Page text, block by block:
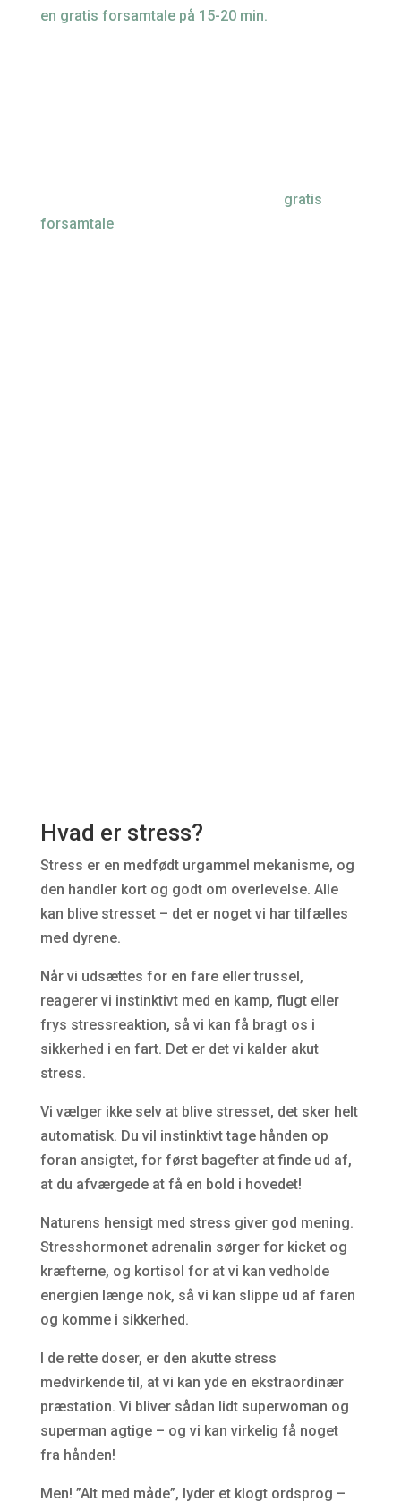
en gratis forsamtale på 15-20 min.
gratis
forsamtale, så også de kan blive afklaret.
Hvad er stress?
Stress er en medfødt urgammel mekanisme, og
den handler kort og godt om overlevelse. Alle
kan blive stresset – det er noget vi har tilfælles
med dyrene.
Når vi udsættes for en fare eller trussel,
reagerer vi instinktivt med en kamp, flugt eller
frys stressreaktion, så vi kan få bragt os i
sikkerhed i en fart. Det er det vi kalder akut
stress.
Vi vælger ikke selv at blive stresset, det sker helt
automatisk. Du vil instinktivt tage hånden op
foran ansigtet, for først bagefter at finde ud af,
at du afværgede at få en bold i hovedet!
Naturens hensigt med stress giver god mening.
Stresshormonet adrenalin sørger for kicket og
kræfterne, og kortisol for at vi kan vedholde
energien længe nok, så vi kan slippe ud af faren
og komme i sikkerhed.
I de rette doser, er den akutte stress
medvirkende til, at vi kan yde en ekstraordinær
præstation. Vi bliver sådan lidt superwoman og
superman agtige – og vi kan virkelig få noget
fra hånden!
Men! ”Alt med måde”, lyder et klogt ordsprog –